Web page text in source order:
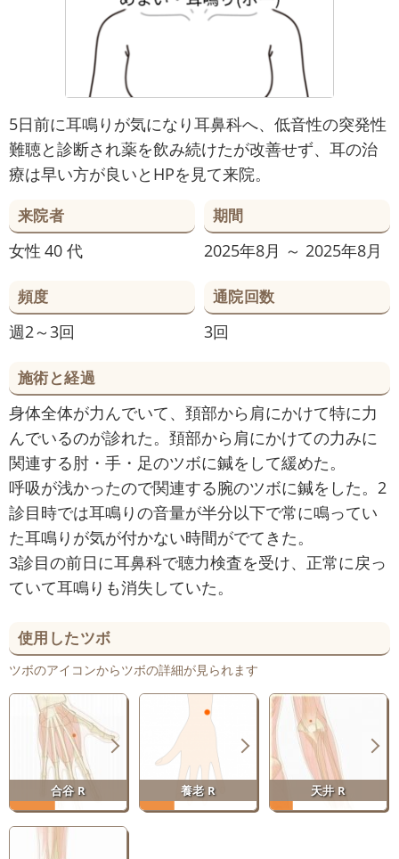
5日前に耳鳴りが気になり耳鼻科へ、低音性の突発性
難聴と診断され薬を飲み続けたが改善せず、耳の治
療は早い方が良いとHPを見て来院。
来院者
女性 40 代
期間
2025年8月 ～ 2025年8月
頻度
週2～3回
通院回数
3回
施術と経過
身体全体が力んでいて、頚部から肩にかけて特に力
んでいるのが診れた。頚部から肩にかけての力みに
関連する肘・手・足のツボに鍼をして緩めた。
呼吸が浅かったので関連する腕のツボに鍼をした。2
診目時では耳鳴りの音量が半分以下で常に鳴ってい
た耳鳴りが気が付かない時間がでてきた。
3診目の前日に耳鼻科で聴力検査を受け、正常に戻っ
ていて耳鳴りも消失していた。
使用したツボ
ツボのアイコンからツボの詳細が見られます
合谷 R 養老 R 天井 R